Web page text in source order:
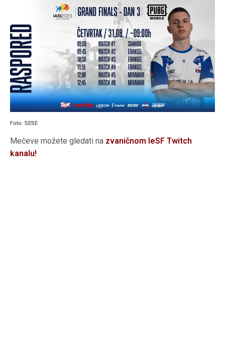
Foto: SESE
Mečeve možete gledati na zvaničnom IeSF Twitch
kanalu!